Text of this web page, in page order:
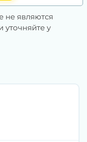
не являются
у